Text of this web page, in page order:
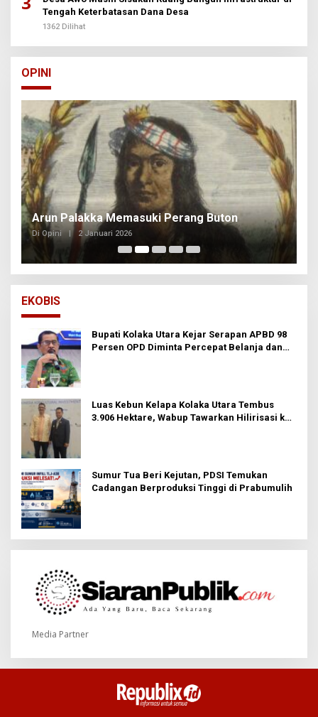
Tengah Keterbatasan Dana Desa
1362 Dilihat
OPINI
Arun Palakka Memasuki Perang Buton
Di Opini 2 Januari 2026
EKOBIS
Bupati Kolaka Utara Kejar Serapan APBD 98
Persen OPD Diminta Percepat Belanja dan
Luas Kebun Kelapa Kolaka Utara Tembus
3.906 Hektare, Wabup Tawarkan Hilirisasi ke
Sumur Tua Beri Kejutan, PDSI Temukan
Cadangan Berproduksi Tinggi di Prabumulih
Media Partner